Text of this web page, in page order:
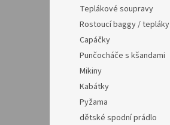
Teplákové soupravy
Rostoucí baggy / tepláky
Capáčky
Punčocháče s kšandami
Mikiny
Kabátky
Pyžama
dětské spodní prádlo